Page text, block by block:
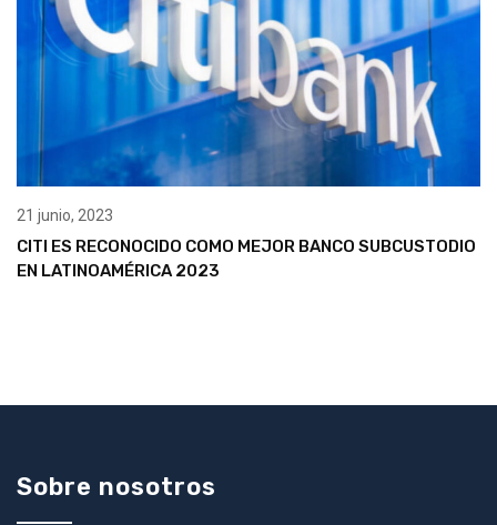
21 junio, 2023
CITI ES RECONOCIDO COMO MEJOR BANCO SUBCUSTODIO
EN LATINOAMÉRICA 2023
Sobre nosotros